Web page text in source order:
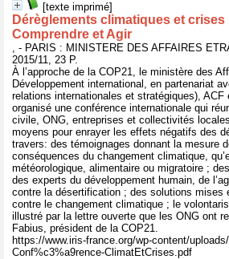
[texte imprimé]
Dérèglements climatiques et
Comprendre et Agir
, - PARIS : MINISTERE DES AFFAIRES
2015/11, 23 P.
À l’approche de la COP21, le ministère des
Développement international, en partenariat
relations internationales et stratégiques), ACF
organisé une conférence internationale qui
civile, ONG, entreprises et collectivités
moyens pour enrayer les effets négatifs des
travers: des témoignages donnant la mesure
conséquences du changement climatique,
météorologique, alimentaire ou migratoire ;
des experts du développement humain, de
contre la désertification ; des solutions mises
contre le changement climatique ; le
illustré par la lettre ouverte que les ONG ont
Fabius, président de la COP21.
https://www.iris-france.org/wp-content/
Conf%c3%a9rence-ClimatEtCrises.pdf